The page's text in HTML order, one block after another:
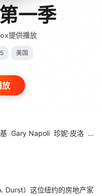
一季
提供播放
美国
放
Gary Napoli 珍妮·皮洛
）这位纽约的房地产家